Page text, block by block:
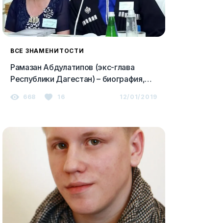
ВСЕ ЗНАМЕНИТОСТИ
Рамазан Абдулатипов (экс-глава
Республики Дагестан) – биография,
жизнь 2023
668 16 12/01/2019